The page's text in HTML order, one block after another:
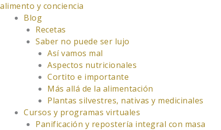
Ir
contenido
alimento y conciencia
Blog
Recetas
Saber no puede ser lujo
Así vamos mal
Aspectos nutricionales
Cortito e importante
Más allá de la alimentación
Plantas silvestres, nativas y medicinales
Cursos y programas virtuales
Panificación y repostería integral con masa